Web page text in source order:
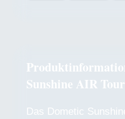
Sunshine AIR
Das Dometic